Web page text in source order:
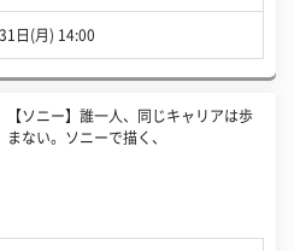
日(月) 14:00
【ソニー】誰一人、同じキャリアは歩
まない。ソニーで描く、